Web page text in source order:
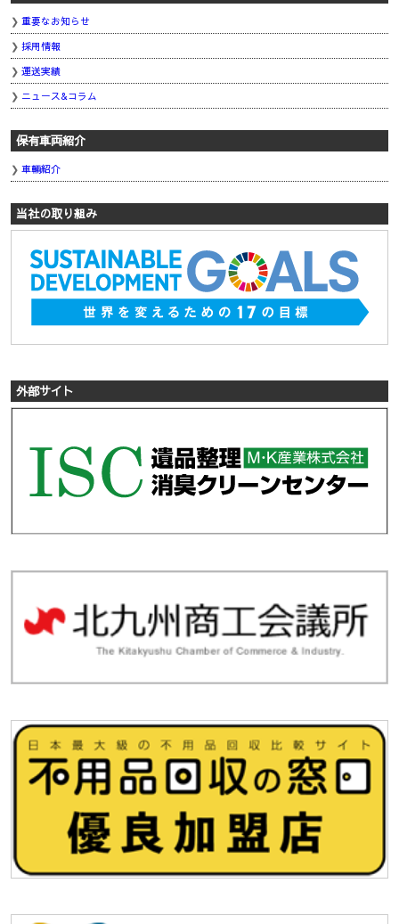
重要なお知らせ
採用情報
運送実績
ニュース&コラム
保有車両紹介
車輛紹介
当社の取り組み
外部サイト